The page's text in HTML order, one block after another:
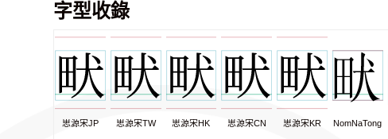
字型收錄
思源宋JP 思源宋TW 思源宋HK 思源宋CN 思源宋KR NomNaTong